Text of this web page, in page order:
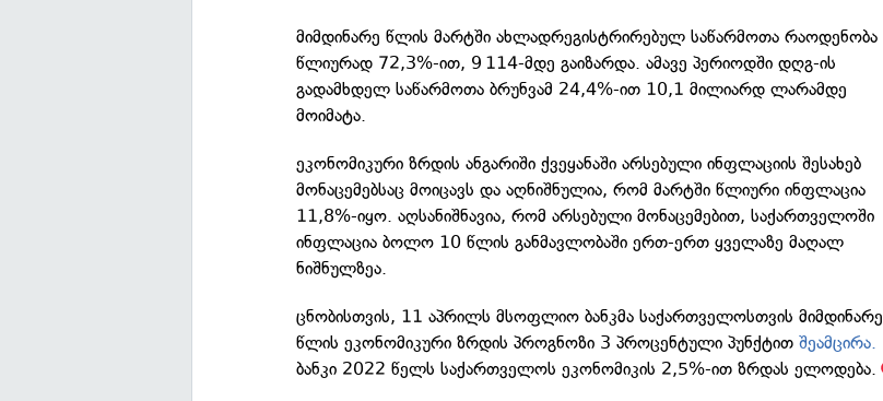
მიმდინარე წლის მარტში ახლადრეგისტრირებულ საწარმოთა რაოდენობა
წლიურად 72,3%-ით, 9 114-მდე გაიზარდა. ამავე პერიოდში დღგ-ის
გადამხდელ საწარმოთა ბრუნვამ 24,4%-ით 10,1 მილიარდ ლარამდე
მოიმატა.
ეკონომიკური ზრდის ანგარიში ქვეყანაში არსებული ინფლაციის შესახებ
მონაცემებსაც მოიცავს და აღნიშნულია, რომ მარტში წლიური ინფლაცია
11,8%-იყო. აღსანიშნავია, რომ არსებული მონაცემებით, საქართველოში
ინფლაცია ბოლო 10 წლის განმავლობაში ერთ-ერთ ყველაზე მაღალ
ნიშნულზეა.
ცნობისთვის, 11 აპრილს მსოფლიო ბანკმა საქართველოსთვის მიმდინარე
წლის ეკონომიკური ზრდის პროგნოზი 3 პროცენტული პუნქტითშეამცირა.
ბანკი 2022 წელს საქართველოს ეკონომიკის 2,5%-ით ზრდას ელოდება.